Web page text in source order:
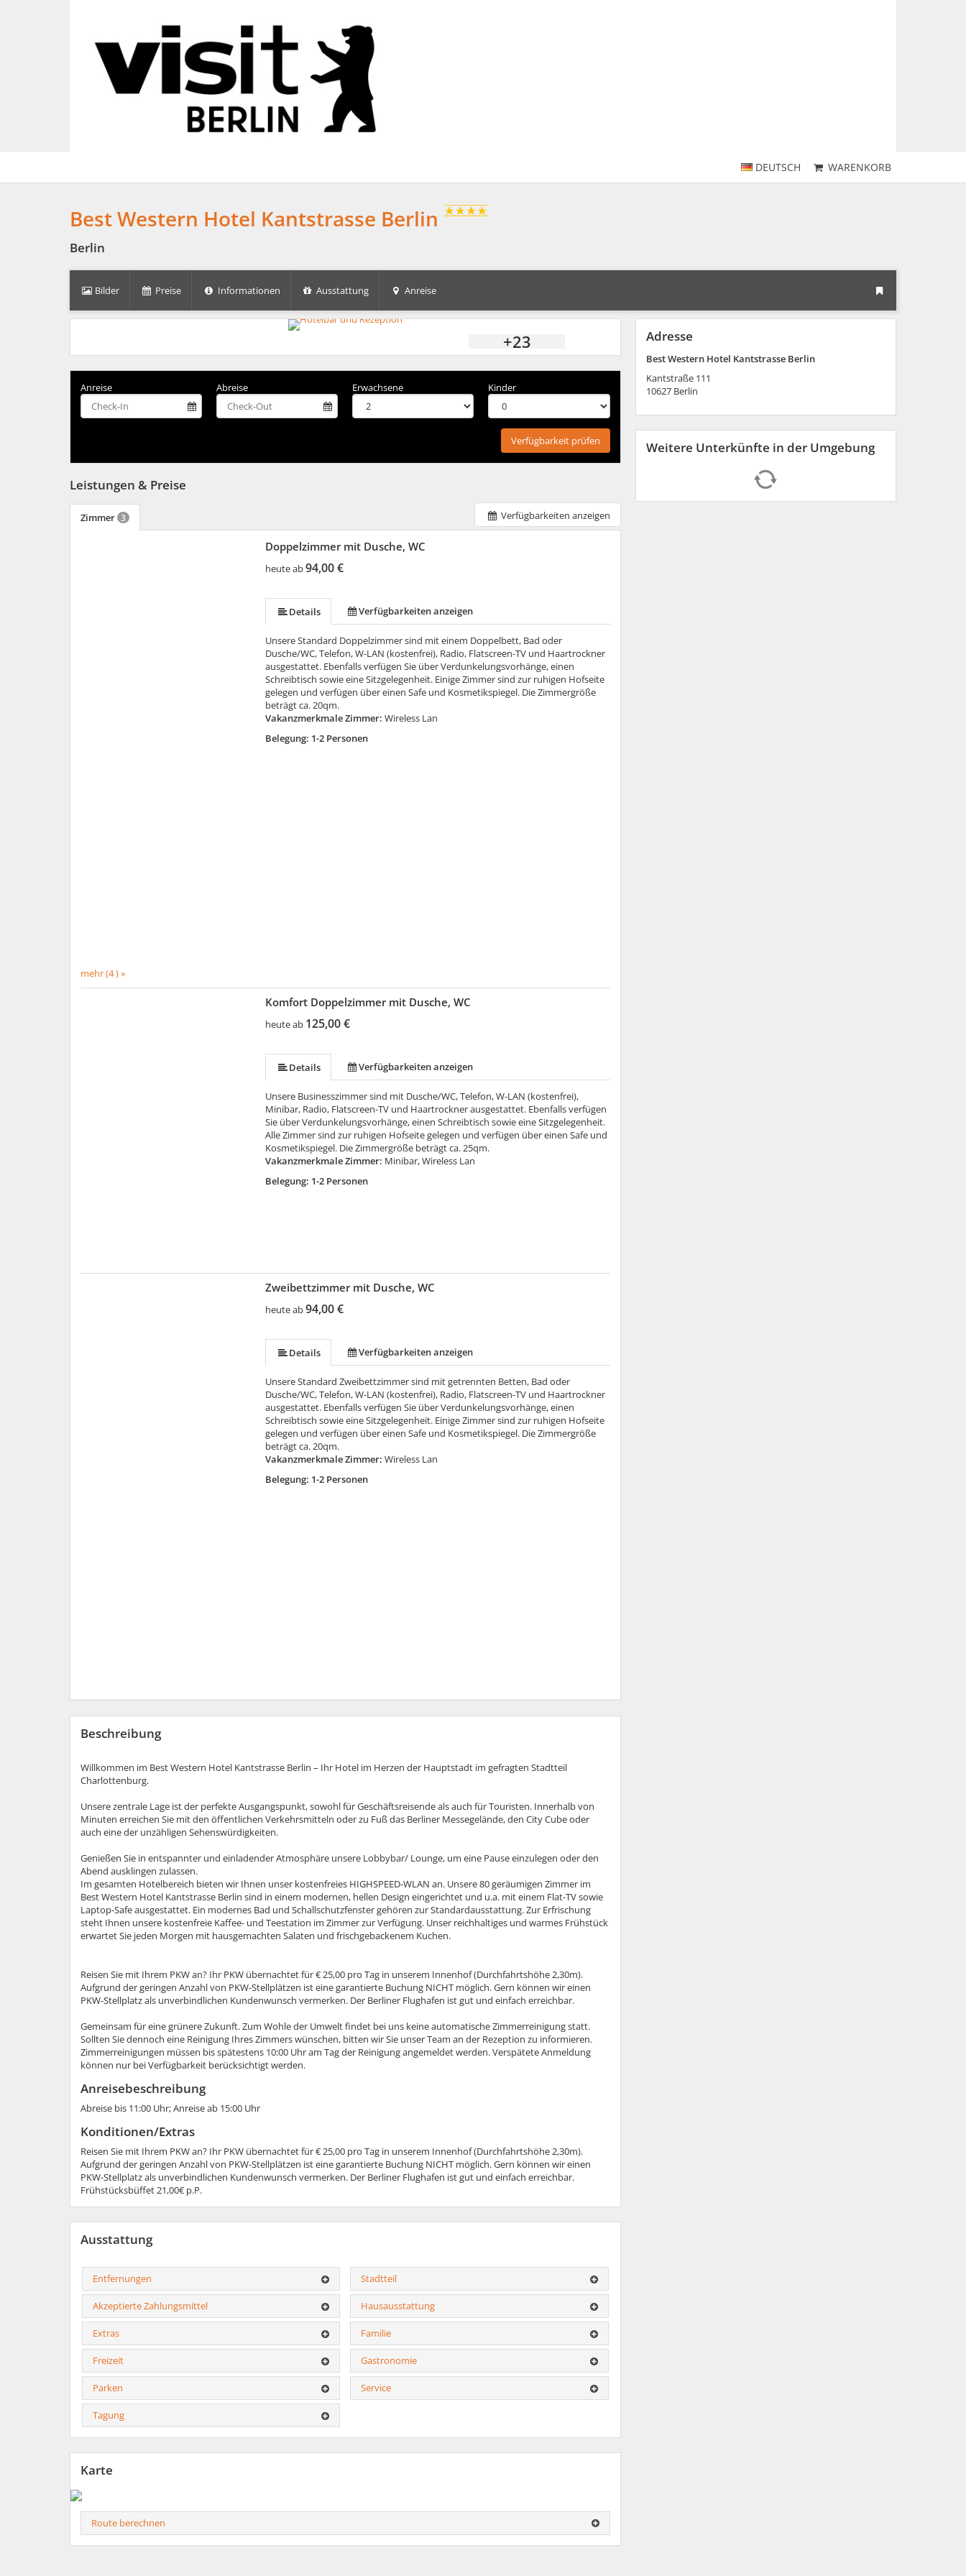
DEUTSCH WARENKORB
Best Western Hotel Kantstrasse Berlin
Berlin
Bilder Preise Informationen Ausstattung Anreise
+23
Anreise Abreise Erwachsene Kinder
Verfügbarkeit prüfen
Verfügbarkeiten anzeigen
Leistungen & Preise
Zimmer 3
mehr (4 ) »
Doppelzimmer mit Dusche, WC
heute ab94,00 €
Details Verfügbarkeiten anzeigen
Unsere Standard Doppelzimmer sind mit einem Doppelbett, Bad oder
Dusche/WC, Telefon, W-LAN (kostenfrei), Radio, Flatscreen-TV und Haartrockner
ausgestattet. Ebenfalls verfügen Sie über Verdunkelungsvorhänge, einen
Schreibtisch sowie eine Sitzgelegenheit. Einige Zimmer sind zur ruhigen Hofseite
gelegen und verfügen über einen Safe und Kosmetikspiegel. Die Zimmergröße
beträgt ca. 20qm.
Vakanzmerkmale Zimmer:Wireless Lan
Belegung: 1-2 Personen
Komfort Doppelzimmer mit Dusche, WC
heute ab 125,00 €
Details Verfügbarkeiten anzeigen
Unsere Businesszimmer sind mit Dusche/WC, Telefon, W-LAN (kostenfrei),
Minibar, Radio, Flatscreen-TV und Haartrockner ausgestattet. Ebenfalls verfügen
Sie über Verdunkelungsvorhänge, einen Schreibtisch sowie eine Sitzgelegenheit.
Alle Zimmer sind zur ruhigen Hofseite gelegen und verfügen über einen Safe und
Kosmetikspiegel. Die Zimmergröße beträgt ca. 25qm.
Vakanzmerkmale Zimmer: Minibar, Wireless Lan
Belegung: 1-2 Personen
Zweibettzimmer mit Dusche, WC
heute ab94,00 €
Details Verfügbarkeiten anzeigen
Unsere Standard Zweibettzimmer sind mit getrennten Betten, Bad oder
Dusche/WC, Telefon, W-LAN (kostenfrei), Radio, Flatscreen-TV und Haartrockner
ausgestattet. Ebenfalls verfügen Sie über Verdunkelungsvorhänge, einen
Schreibtisch sowie eine Sitzgelegenheit. Einige Zimmer sind zur ruhigen Hofseite
gelegen und verfügen über einen Safe und Kosmetikspiegel. Die Zimmergröße
beträgt ca. 20qm.
Vakanzmerkmale Zimmer:Wireless Lan
Belegung: 1-2 Personen
Beschreibung
Willkommen im Best Western Hotel Kantstrasse Berlin – Ihr Hotel im Herzen der Hauptstadt im gefragten Stadtteil
Charlottenburg.
Unsere zentrale Lage ist der perfekte Ausgangspunkt, sowohl für Geschäftsreisende als auch für Touristen. Innerhalb von
Minuten erreichen Sie mit den öffentlichen Verkehrsmitteln oder zu Fuß das Berliner Messegelände, den City Cube oder
auch eine der unzähligen Sehenswürdigkeiten.
Genießen Sie in entspannter und einladender Atmosphäre unsere Lobbybar/ Lounge, um eine Pause einzulegen oder den
Abend ausklingen zulassen.
Im gesamten Hotelbereich bieten wir Ihnen unser kostenfreies HIGHSPEED-WLAN an. Unsere 80 geräumigen Zimmer im
Best Western Hotel Kantstrasse Berlin sind in einem modernen, hellen Design eingerichtet und u.a. mit einem Flat-TV sowie
Laptop-Safe ausgestattet. Ein modernes Bad und Schallschutzfenster gehören zur Standardausstattung. Zur Erfrischung
steht Ihnen unsere kostenfreie Kaffee- und Teestation im Zimmer zur Verfügung. Unser reichhaltiges und warmes Frühstück
erwartet Sie jeden Morgen mit hausgemachten Salaten und frischgebackenem Kuchen.
Reisen Sie mit Ihrem PKW an? Ihr PKW übernachtet für € 25,00 pro Tag in unserem Innenhof (Durchfahrtshöhe 2,30m).
Aufgrund der geringen Anzahl von PKW-Stellplätzen ist eine garantierte Buchung NICHT möglich. Gern können wir einen
PKW-Stellplatz als unverbindlichen Kundenwunsch vermerken. Der Berliner Flughafen ist gut und einfach erreichbar.
Gemeinsam für eine grünere Zukunft. Zum Wohle der Umwelt findet bei uns keine automatische Zimmerreinigung statt.
Sollten Sie dennoch eine Reinigung Ihres Zimmers wünschen, bitten wir Sie unser Team an der Rezeption zu informieren.
Zimmerreinigungen müssen bis spätestens 10:00 Uhr am Tag der Reinigung angemeldet werden. Verspätete Anmeldung
können nur bei Verfügbarkeit berücksichtigt werden.
Anreisebeschreibung
Abreise bis 11:00 Uhr; Anreise ab 15:00 Uhr
Konditionen/Extras
Reisen Sie mit Ihrem PKW an? Ihr PKW übernachtet für € 25,00 pro Tag in unserem Innenhof (Durchfahrtshöhe 2,30m).
Aufgrund der geringen Anzahl von PKW-Stellplätzen ist eine garantierte Buchung NICHT möglich. Gern können wir einen
PKW-Stellplatz als unverbindlichen Kundenwunsch vermerken. Der Berliner Flughafen ist gut und einfach erreichbar.
Frühstücksbüffet 21,00€ p.P.
Ausstattung
Entfernungen Stadtteil
Akzeptierte Zahlungsmittel Hausausstattung
Extras Familie
Freizeit Gastronomie
Parken Service
Tagung
Karte
Route berechnen
Adresse
Best Western Hotel Kantstrasse Berlin
Kantstraße 111
10627 Berlin
Weitere Unterkünfte in der Umgebung